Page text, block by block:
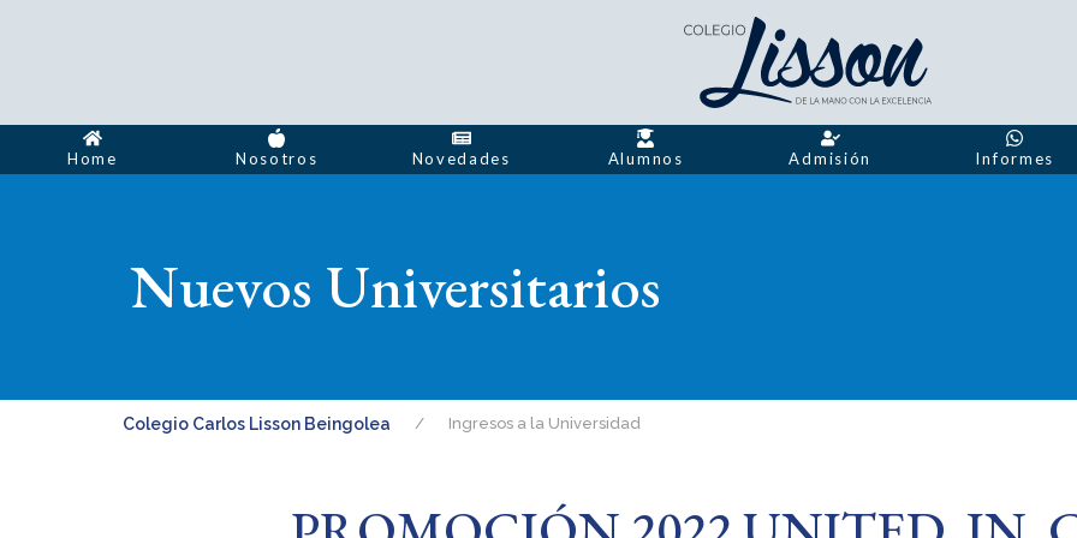
Home Nosotros Novedades Alumnos Admisión Informes
Nuevos Universitarios
Colegio Carlos Lisson Beingolea Ingresos a la Universidad